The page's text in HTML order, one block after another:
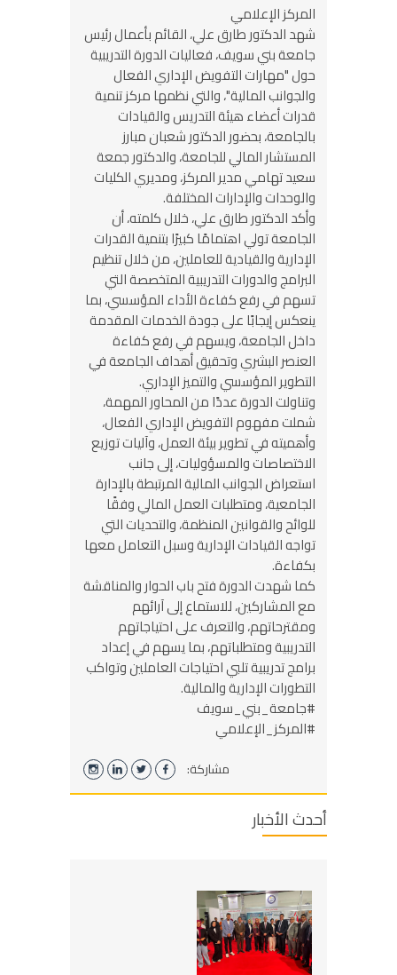
المركز الإعلامي
شهد الدكتور طارق علي، القائم بأعمال رئيس
جامعة بني سويف، فعاليات الدورة التدريبية
حول "مهارات التفويض الإداري الفعال
والجوانب المالية"، والتي نظمها مركز تنمية
قدرات أعضاء هيئة التدريس والقيادات
بالجامعة، بحضور الدكتور شعبان مبارز
المستشار المالي للجامعة، والدكتور جمعة
سعيد تهامي مدير المركز، ومديري الكليات
والوحدات والإدارات المختلفة.
وأكد الدكتور طارق علي، خلال كلمته، أن
الجامعة تولي اهتمامًا كبيرًا بتنمية القدرات
الإدارية والقيادية للعاملين، من خلال تنظيم
البرامج والدورات التدريبية المتخصصة التي
تسهم في رفع كفاءة الأداء المؤسسي، بما
ينعكس إيجابًا على جودة الخدمات المقدمة
داخل الجامعة، ويسهم في رفع كفاءة
العنصر البشري وتحقيق أهداف الجامعة في
التطوير المؤسسي والتميز الإداري.
وتناولت الدورة عددًا من المحاور المهمة،
شملت مفهوم التفويض الإداري الفعال،
وأهميته في تطوير بيئة العمل، وآليات توزيع
الاختصاصات والمسؤوليات، إلى جانب
استعراض الجوانب المالية المرتبطة بالإدارة
الجامعية، ومتطلبات العمل المالي وفقًا
للوائح والقوانين المنظمة، والتحديات التي
تواجه القيادات الإدارية وسبل التعامل معها
بكفاءة.
كما شهدت الدورة فتح باب الحوار والمناقشة
مع المشاركين، للاستماع إلى آرائهم
ومقترحاتهم، والتعرف على احتياجاتهم
التدريبية ومتطلباتهم، بما يسهم في إعداد
برامج تدريبية تلبي احتياجات العاملين وتواكب
التطورات الإدارية والمالية.
#جامعة_بني_سويف
#المركز_الإعلامي
مشاركة:
أحدث الأخبار